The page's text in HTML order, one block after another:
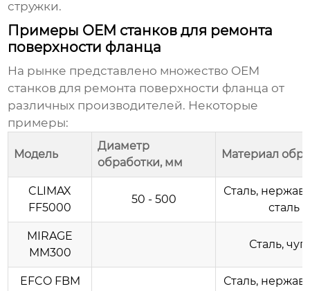
стружки.
Примеры OEM станков для ремонта
поверхности фланца
На рынке представлено множество OEM
станков для ремонта поверхности фланца от
различных производителей. Некоторые
примеры:
Модель
Диаметр
обработки, мм
Материал
CLIMAX
FF5000
50 - 500
Сталь,
сталь
MIRAGE
MM300
Сталь,
EFCO FBM
Сталь,